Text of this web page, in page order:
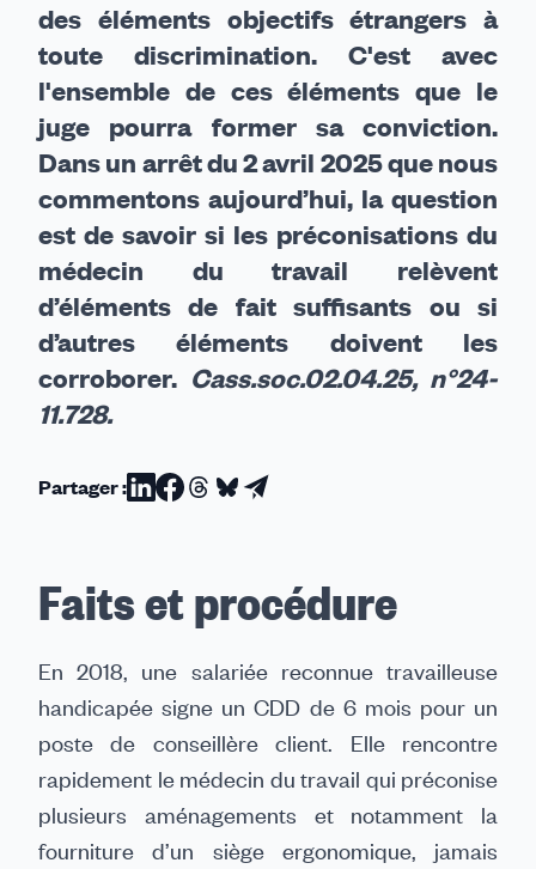
des éléments objectifs étrangers à
toute discrimination. C'est avec
l'ensemble de ces éléments que le
juge pourra former sa conviction.
Dans un arrêt du 2 avril 2025 que nous
commentons aujourd’hui, la question
est de savoir si les préconisations du
médecin du travail relèvent
d’éléments de fait suffisants ou si
d’autres éléments doivent les
corroborer. Cass.soc.02.04.25, n°24-
11.728.
Partager :Partager
Partager
Partager
Partager
Bluesky
Partager
email
Faits et procédure
En 2018, une salariée reconnue travailleuse
handicapée signe un CDD de 6 mois pour un
poste de conseillère client. Elle rencontre
rapidement le médecin du travail qui préconise
plusieurs aménagements et notamment la
fourniture d’un siège ergonomique, jamais